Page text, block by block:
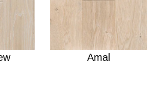
Amal